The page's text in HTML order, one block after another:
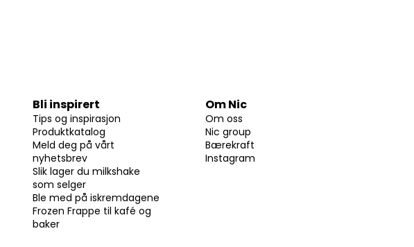
Bli inspirert
Tips og inspirasjon
Produktkatalog
Meld deg på vårt
nyhetsbrev
Slik lager du milkshake
som selger
Ble med på iskremdagene
Frozen Frappe til kafé og
baker
Om Nic
Om oss
Nic group
Bærekraft
Instagram